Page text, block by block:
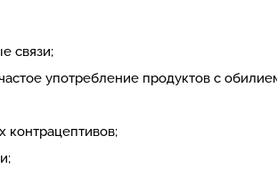
связи;
употребление продуктов с
контрацептивов;